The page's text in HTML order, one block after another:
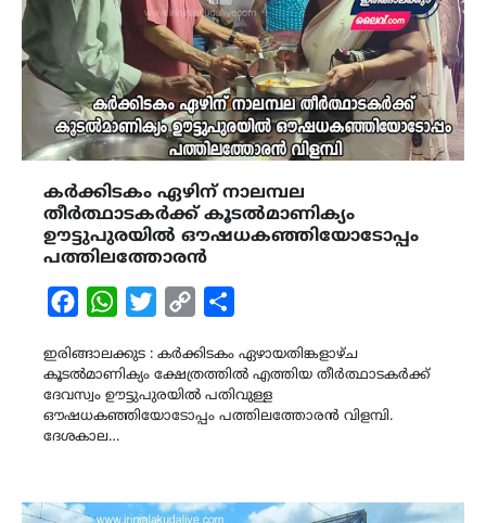
കര്‍ക്കിടകം ഏഴിന് നാലമ്പല
തീർത്ഥാടകർക്ക് കൂടൽമാണിക്യം
ഊട്ടുപുരയിൽ ഔഷധകഞ്ഞിയോടോപ്പം
പത്തിലത്തോരൻ
FacebookWhatsAppTwitterCopy
ഇരിങ്ങാലക്കുട : കർക്കിടകം ഏഴായതിങ്കളാഴ്ച
കൂടൽമാണിക്യം ക്ഷേത്രത്തിൽ എത്തിയ തീർത്ഥാടകർക്ക്
ദേവസ്വം ഊട്ടുപുരയിൽ പതിവുള്ള
ഔഷധകഞ്ഞിയോടോപ്പം പത്തിലത്തോരൻ വിളമ്പി.
ദേശകാല…